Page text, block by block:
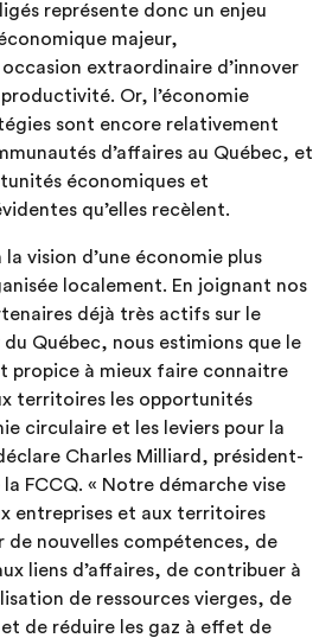
représente donc un enjeu
majeur,
extraordinaire d’innover
Or, l’économie
sont encore relativement
d’affaires au Québec, et
économiques et
qu’elles recèlent.
la vision d’une économie plus
localement. En joignant nos
déjà très actifs sur le
Québec, nous estimions que le
propice à mieux faire connaitre
territoires les opportunités
circulaire et les leviers pour la
Charles Milliard, président-
FCCQ. « Notre démarche vise
entreprises et aux territoires
de nouvelles compétences, de
liens d’affaires, de contribuer à
de ressources vierges, de
de réduire les gaz à effet de